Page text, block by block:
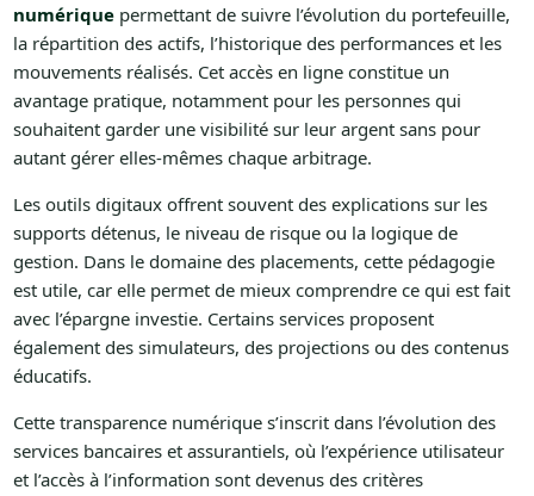
numériquepermettant de suivre l’évolution du portefeuille,
la répartition des actifs, l’historique des performances et les
mouvements réalisés. Cet accès en ligne constitue un
avantage pratique, notamment pour les personnes qui
souhaitent garder une visibilité sur leur argent sans pour
autant gérer elles-mêmes chaque arbitrage.
Les outils digitaux offrent souvent des explications sur les
supports détenus, le niveau de risque ou la logique de
gestion. Dans le domaine des placements, cette pédagogie
est utile, car elle permet de mieux comprendre ce qui est fait
avec l’épargne investie. Certains services proposent
également des simulateurs, des projections ou des contenus
éducatifs.
Cette transparence numérique s’inscrit dans l’évolution des
services bancaires et assurantiels, où l’expérience utilisateur
et l’accès à l’information sont devenus des critères